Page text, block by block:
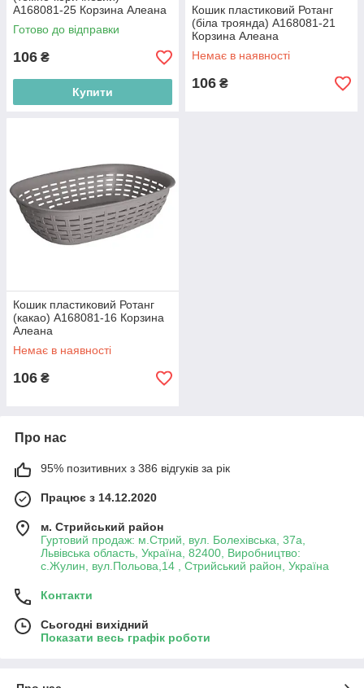
А168081-25 Корзина Алеана
Готово до відправки
106 ₴
Купити
Кошик пластиковий Ротанг
(біла троянда) А168081-21
Корзина Алеана
Немає в наявності
106 ₴
Кошик пластиковий Ротанг
(какао) А168081-16 Корзина
Алеана
Немає в наявності
106 ₴
Про нас
95% позитивних з 386 відгуків за рік
Працює з 14.12.2020
м. Стрийський район
Гуртовий продаж: м.Стрий, вул. Болехівська, 37а,
Львівська область, Україна, 82400, Виробництво:
с.Жулин, вул.Польова,14 , Стрийський район, Україна
Контакти
Сьогодні вихідний
Показати весь графік роботи